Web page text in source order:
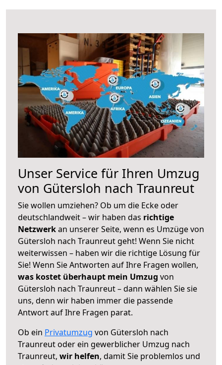
Unser Service für Ihren Umzug
von Gütersloh nach Traunreut
Sie wollen umziehen? Ob um die Ecke oder
deutschlandweit – wir haben das richtige
Netzwerkan unserer Seite, wenn es Umzüge von
Gütersloh nach Traunreut geht! Wenn Sie nicht
weiterwissen – haben wir die richtige Lösung für
Sie! Wenn Sie Antworten auf Ihre Fragen wollen,
was kostet überhaupt mein Umzug von
Gütersloh nach Traunreut – dann wählen Sie sie
uns, denn wir haben immer die passende
Antwort auf Ihre Fragen parat.
Ob ein Privatumzug von Gütersloh nach
Traunreut oder ein gewerblicher Umzug nach
Traunreut, wir helfen, damit Sie problemlos und